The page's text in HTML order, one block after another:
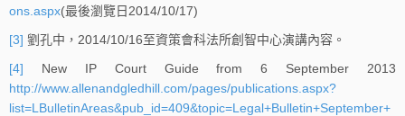
ons.aspx(最後瀏覽日2014/10/17)
[3] 劉孔中，2014/10/16至資策會科法所創智中心演講內容。
[4] New IP Court Guide from 6 September 2013
http://www.allenandgledhill.com/pages/publications.aspx?
list=LBulletinAreas&pub_id=409&topic=Legal+Bulletin+September+